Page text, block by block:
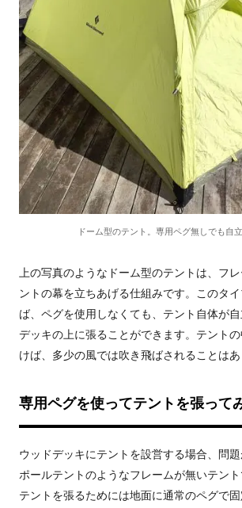
ドーム型のテント。専用ペグ無しでも自立
上の写真のようなドーム型のテントは、フ
ントの幕を立ちあげる仕組みです。このタ
ば、ペグを使用しなくても、テント自体が
デッキの上に張ることができます。テント
けば、多少の風では吹き飛ばされることはあ
専用ペグを使ってテントを張って
ウッドデッキにテントを設営する場合、問
ポールテントのようなフレームが無いテン
テントを張るためには地面に通常のペグで